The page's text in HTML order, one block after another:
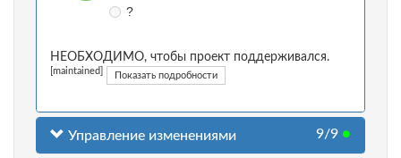
?
НЕОБХОДИМО, чтобы проект поддерживался.
[maintained] Показать подробности
Управление изменениями 9/9 ●